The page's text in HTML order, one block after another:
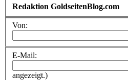
Redaktion GoldseitenBlog.com
Von:
E-Mail:
angezeigt.)